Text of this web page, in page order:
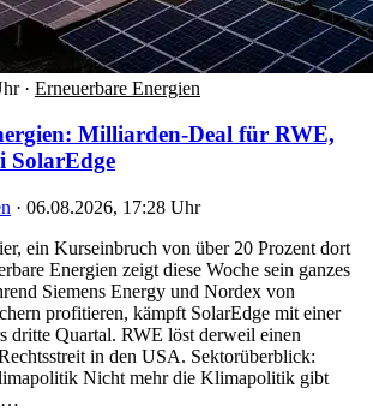
· Erneuerbare Energien
Milliarden-Deal für RWE,
SolarEdge
· 06.08.2026, 17:28 Uhr
ein Kurseinbruch von über 20 Prozent dort
Energien zeigt diese Woche sein ganzes
Siemens Energy und Nordex von
profitieren, kämpft SolarEdge mit einer
dritte Quartal. RWE löst derweil einen
in den USA. Sektorüberblick:
Nicht mehr die Klimapolitik gibt